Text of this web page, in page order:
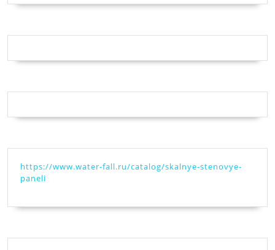
https://www.water-fall.ru/catalog/skalnye-stenovye-
paneli